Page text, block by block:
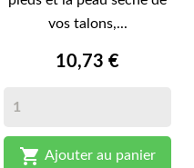
vos talons,...
10,73 €
 Ajouter au panier